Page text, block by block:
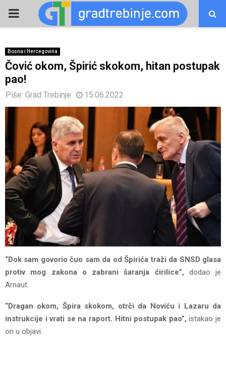
PRIMARY
Bosna i Hercegovina
Čović okom, Špirić skokom, hitan postupak
pao!
Piše: Grad Trebinje 15.06.2022
“Dok sam govorio čuo sam da od Špirića traži da SNSD glasa
protiv mog zakona o zabrani šaranja ćirilice”, dodao je
Arnaut.
“Dragan okom, Špira skokom, otrči da Noviću i Lazaru da
instrukcije i vrati se na raport. Hitni postupak pao”,istakao je
on u objavi.